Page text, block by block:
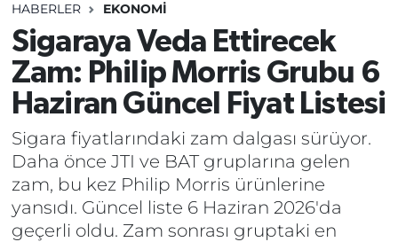
HABERLER EKONOMİ
Sigaraya Veda Ettirecek
Zam: Philip Morris Grubu 6
Haziran Güncel Fiyat Listesi
Sigara fiyatlarındaki zam dalgası sürüyor.
Daha önce JTI ve BAT gruplarına gelen
zam, bu kez Philip Morris ürünlerine
yansıdı. Güncel liste 6 Haziran 2026'da
geçerli oldu. Zam sonrası gruptaki en